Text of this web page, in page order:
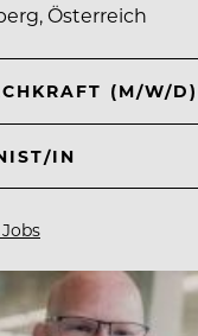
Österreich
(M/W/D)
IN